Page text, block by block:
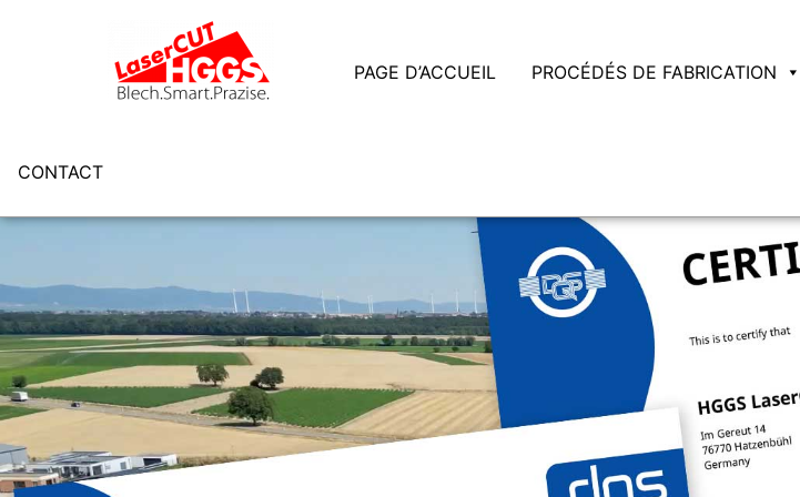
PAGE D’ACCUEIL PROCÉDÉS DE FABRICATION
CONTACT